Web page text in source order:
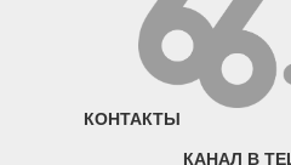
КОНТАКТЫ
КАНАЛ В